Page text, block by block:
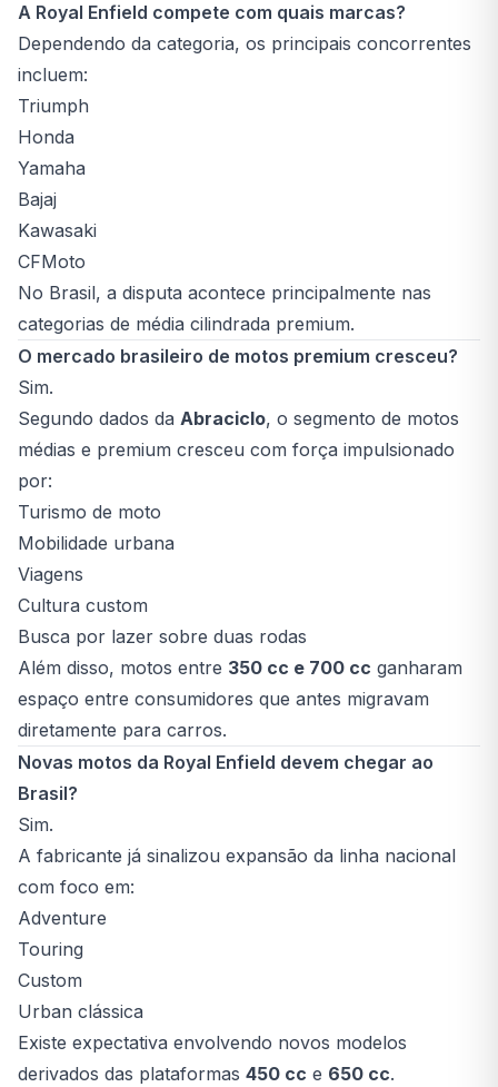
A Royal Enfield compete com quais marcas?
Dependendo da categoria, os principais concorrentes
incluem:
Triumph
Honda
Yamaha
Bajaj
Kawasaki
CFMoto
No Brasil, a disputa acontece principalmente nas
categorias de média cilindrada premium.
O mercado brasileiro de motos premium cresceu?
Sim.
Segundo dados da Abraciclo, o segmento de motos
médias e premium cresceu com força impulsionado
por:
Turismo de moto
Mobilidade urbana
Viagens
Cultura custom
Busca por lazer sobre duas rodas
Além disso, motos entre 350 cc e 700 cc ganharam
espaço entre consumidores que antes migravam
diretamente para carros.
Novas motos da Royal Enfield devem chegar ao
Brasil?
Sim.
A fabricante já sinalizou expansão da linha nacional
com foco em:
Adventure
Touring
Custom
Urban clássica
Existe expectativa envolvendo novos modelos
derivados das plataformas 450 cc e 650 cc.